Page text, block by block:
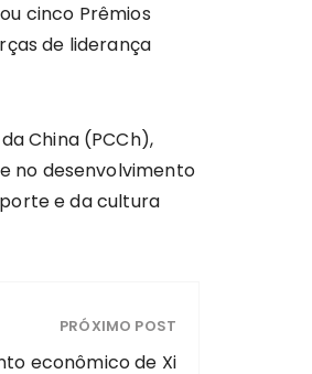
cinco Prêmios
de liderança
China (PCCh),
no desenvolvimento
e da cultura
PRÓXIMO POST
econômico de Xi